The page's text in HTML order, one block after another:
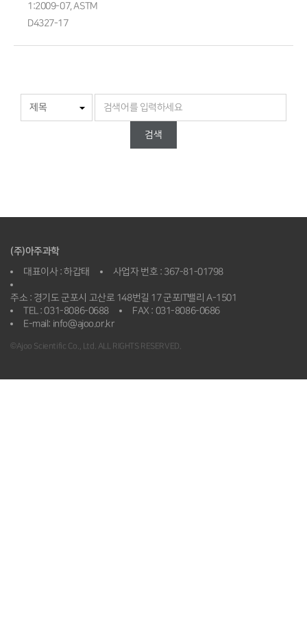
1:2009-07, ASTM
D4327-17
검색
(주)아주과학
대표이사 : 하갑태 사업자 번호 : 367-81-01798
주소 : 경기도 군포시 고산로 148번길 17 군포IT밸리 A-1501
TEL : 031-8086-0688
FAX : 031-8086-0686
E-mail: info@ajoo.or.kr
©Ajoo Scientific Co., Ltd. ALL RIGHTS RESERVED.